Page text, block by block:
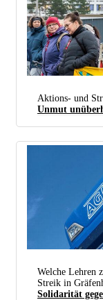
Leben in einer der vielen
Göttingen im Warnstreik
Aktions- und
Unmut
Welche Lehren
Streik in
Solidarität